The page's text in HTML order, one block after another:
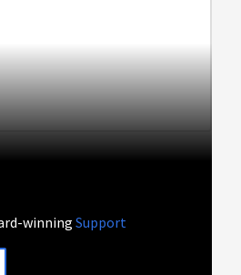
winningSupport